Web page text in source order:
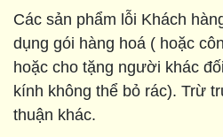
Các sản phẩm lỗi Khách
dụng gói hàng hoá ( hoặc
hoặc cho tặng người khác
kính không thể bỏ rác). Trừ
thuận khác.